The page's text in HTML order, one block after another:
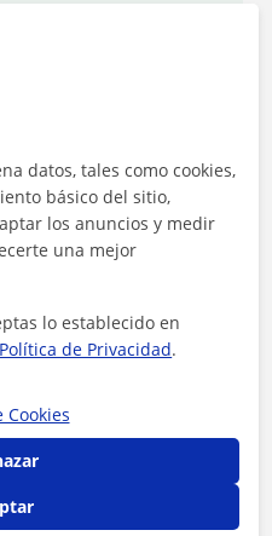
y deprivacidad
datos, tales como cookies,
básico del sitio,
los anuncios y medir
una mejor
lo establecido en
Política de Privacidad.
Cookies